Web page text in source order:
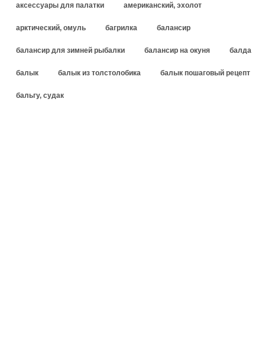
аксессуары для палатки американский, эхолот
арктический, омуль багрилка балансир
балансир для зимней рыбалки балансир на окуня балда
балык балык из толстолобика балык пошаговый рецепт
бальгу, судак